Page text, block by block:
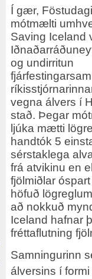
Í gær,
mótmælti
Saving Iceland
og undirritun
vegna álvers í
stað. Þegar
ljúka mætti
handtók 5
sérstaklega
frá atvikinu en
fjölmiðlar
höfuð
að nokkuð
Iceland hafnar
fréttaflutning
Samningurinn
álversins í